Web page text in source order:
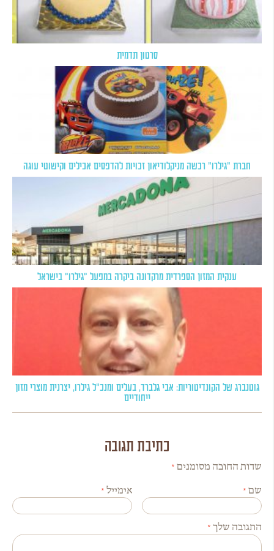
סרטון תדמית
חברת "גילרו" רכשה מניקלודיאון זכויות להדפסים אכילים וקישוטי עוגה
ענקית המזון הספרדית מרקדונה ביקרה במפעל "גילרו" בישראל
גוטנברג של הקונדיטוריות: אבי גלברד, בעלים ומנכ"ל גילרו, יצרנית מוצרי מזון
ייחודיים
כתיבת תגובה
שדות החובה מסומנים *
שם * אימייל *
התגובה שלך *